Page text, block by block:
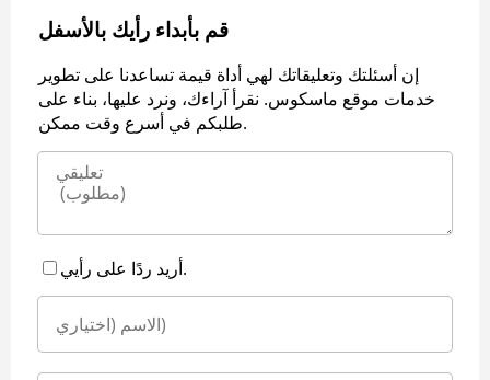
قم بأبداء رأيك بالأسفل
إن أسئلتك وتعليقاتك لهي أداة قيمة تساعدنا على تطوير
خدمات موقع ماسكوس. نقرأ آراءك، ونرد عليها، بناء على
طلبكم في أسرع وقت ممكن.
أريد ردًا على رأيي.